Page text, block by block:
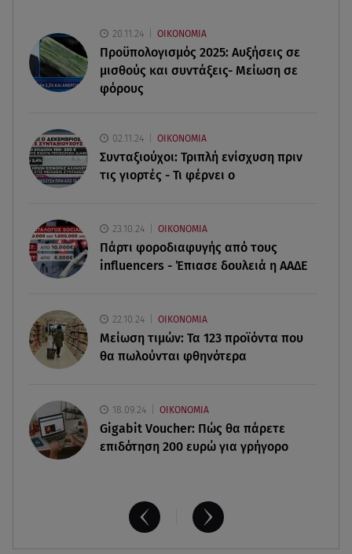
07.08.26 , 20:13
Κυψέλη: Tι βρέθηκε στο διαμέρισμα της
38χρονης Λίζα
Συντάξεις Σεπτεμβρίου: Πότε θα μπουν τα
χρήματα στους λογαριασμούς
07.08.26 , 18:45
- Σηκώθηκαν εναέρια μέσα
07.08.26 , 18:34
Έξοδος Αυγούστου: Στο 100% η πληρότητα για
20.11.24 ΟΙΚΟΝΟΜΙΑ
Προϋπολογισμός 2025: Αυξήσεις σε
μισθούς και συντάξεις- Μείωση σε
φόρους
02.11.24 ΟΙΚΟΝΟΜΙΑ
Συνταξιούχοι: Τριπλή ενίσχυση πριν
τις γιορτές - Τι φέρνει ο
23.10.24 ΟΙΚΟΝΟΜΙΑ
Πάρτι φοροδιαφυγής από τους
influencers - Έπιασε δουλειά η ΑΑΔΕ
22.10.24 ΟΙΚΟΝΟΜΙΑ
Μείωση τιμών: Τα 123 προϊόντα που
θα πωλούνται φθηνότερα
18.09.24 ΟΙΚΟΝΟΜΙΑ
Gigabit Voucher: Πώς θα πάρετε
επιδότηση 200 ευρώ για γρήγορο